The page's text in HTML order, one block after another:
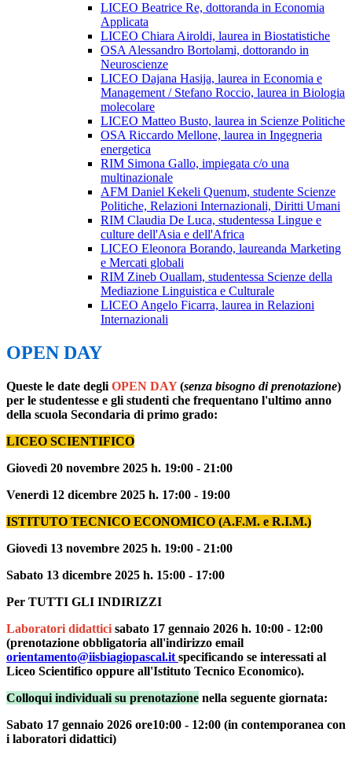
LICEO Beatrice Re, dottoranda in Economia
Applicata
LICEO Chiara Airoldi, laurea in Biostatistiche
OSA Alessandro Bortolami, dottorando in
Neuroscienze
LICEO Dajana Hasija, laurea in Economia e
Management / Stefano Roccio, laurea in Biologia
molecolare
LICEO Matteo Busto, laurea in Scienze Politiche
OSA Riccardo Mellone, laurea in Ingegneria
energetica
RIM Simona Gallo, impiegata c/o una
multinazionale
AFM Daniel Kekeli Quenum, studente Scienze
Politiche, Relazioni Internazionali, Diritti Umani
RIM Claudia De Luca, studentessa Lingue e
culture dell'Asia e dell'Africa
LICEO Eleonora Borando, laureanda Marketing
e Mercati globali
RIM Zineb Ouallam, studentessa Scienze della
Mediazione Linguistica e Culturale
LICEO Angelo Ficarra, laurea in Relazioni
Internazionali
OPEN DAY
Queste le date degli OPEN DAY(senza bisogno di prenotazione)
per le studentesse e gli studenti che frequentano l'ultimo anno
della scuola Secondaria di primo grado:
LICEO SCIENTIFICO
Giovedì 20 novembre 2025 h. 19:00 - 21:00
Venerdì 12 dicembre 2025 h. 17:00 - 19:00
ISTITUTO TECNICO ECONOMICO (A.F.M. e R.I.M.)
Giovedì 13 novembre 2025 h. 19:00 - 21:00
Sabato 13 dicembre 2025 h. 15:00 - 17:00
Per TUTTI GLI INDIRIZZI
Laboratori didattici sabato 17 gennaio 2026 h. 10:00 - 12:00
(prenotazione obbligatoria all'indirizzo email
orientamento@iisbiagiopascal.it specificando se interessati al
Liceo Scientifico oppure all'Istituto Tecnico Economico).
Colloqui individuali su prenotazione nella seguente giornata:
Sabato 17 gennaio 2026 ore10:00 - 12:00 (in contemporanea con
i laboratori didattici)